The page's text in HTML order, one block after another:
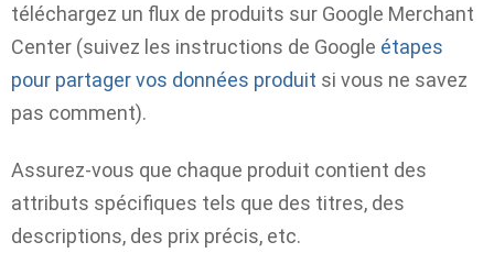
téléchargez un flux de produits sur Google Merchant
Center (suivez les instructions de Google étapes
pour partager vos données produit si vous ne savez
pas comment).
Assurez-vous que chaque produit contient des
attributs spécifiques tels que des titres, des
descriptions, des prix précis, etc.